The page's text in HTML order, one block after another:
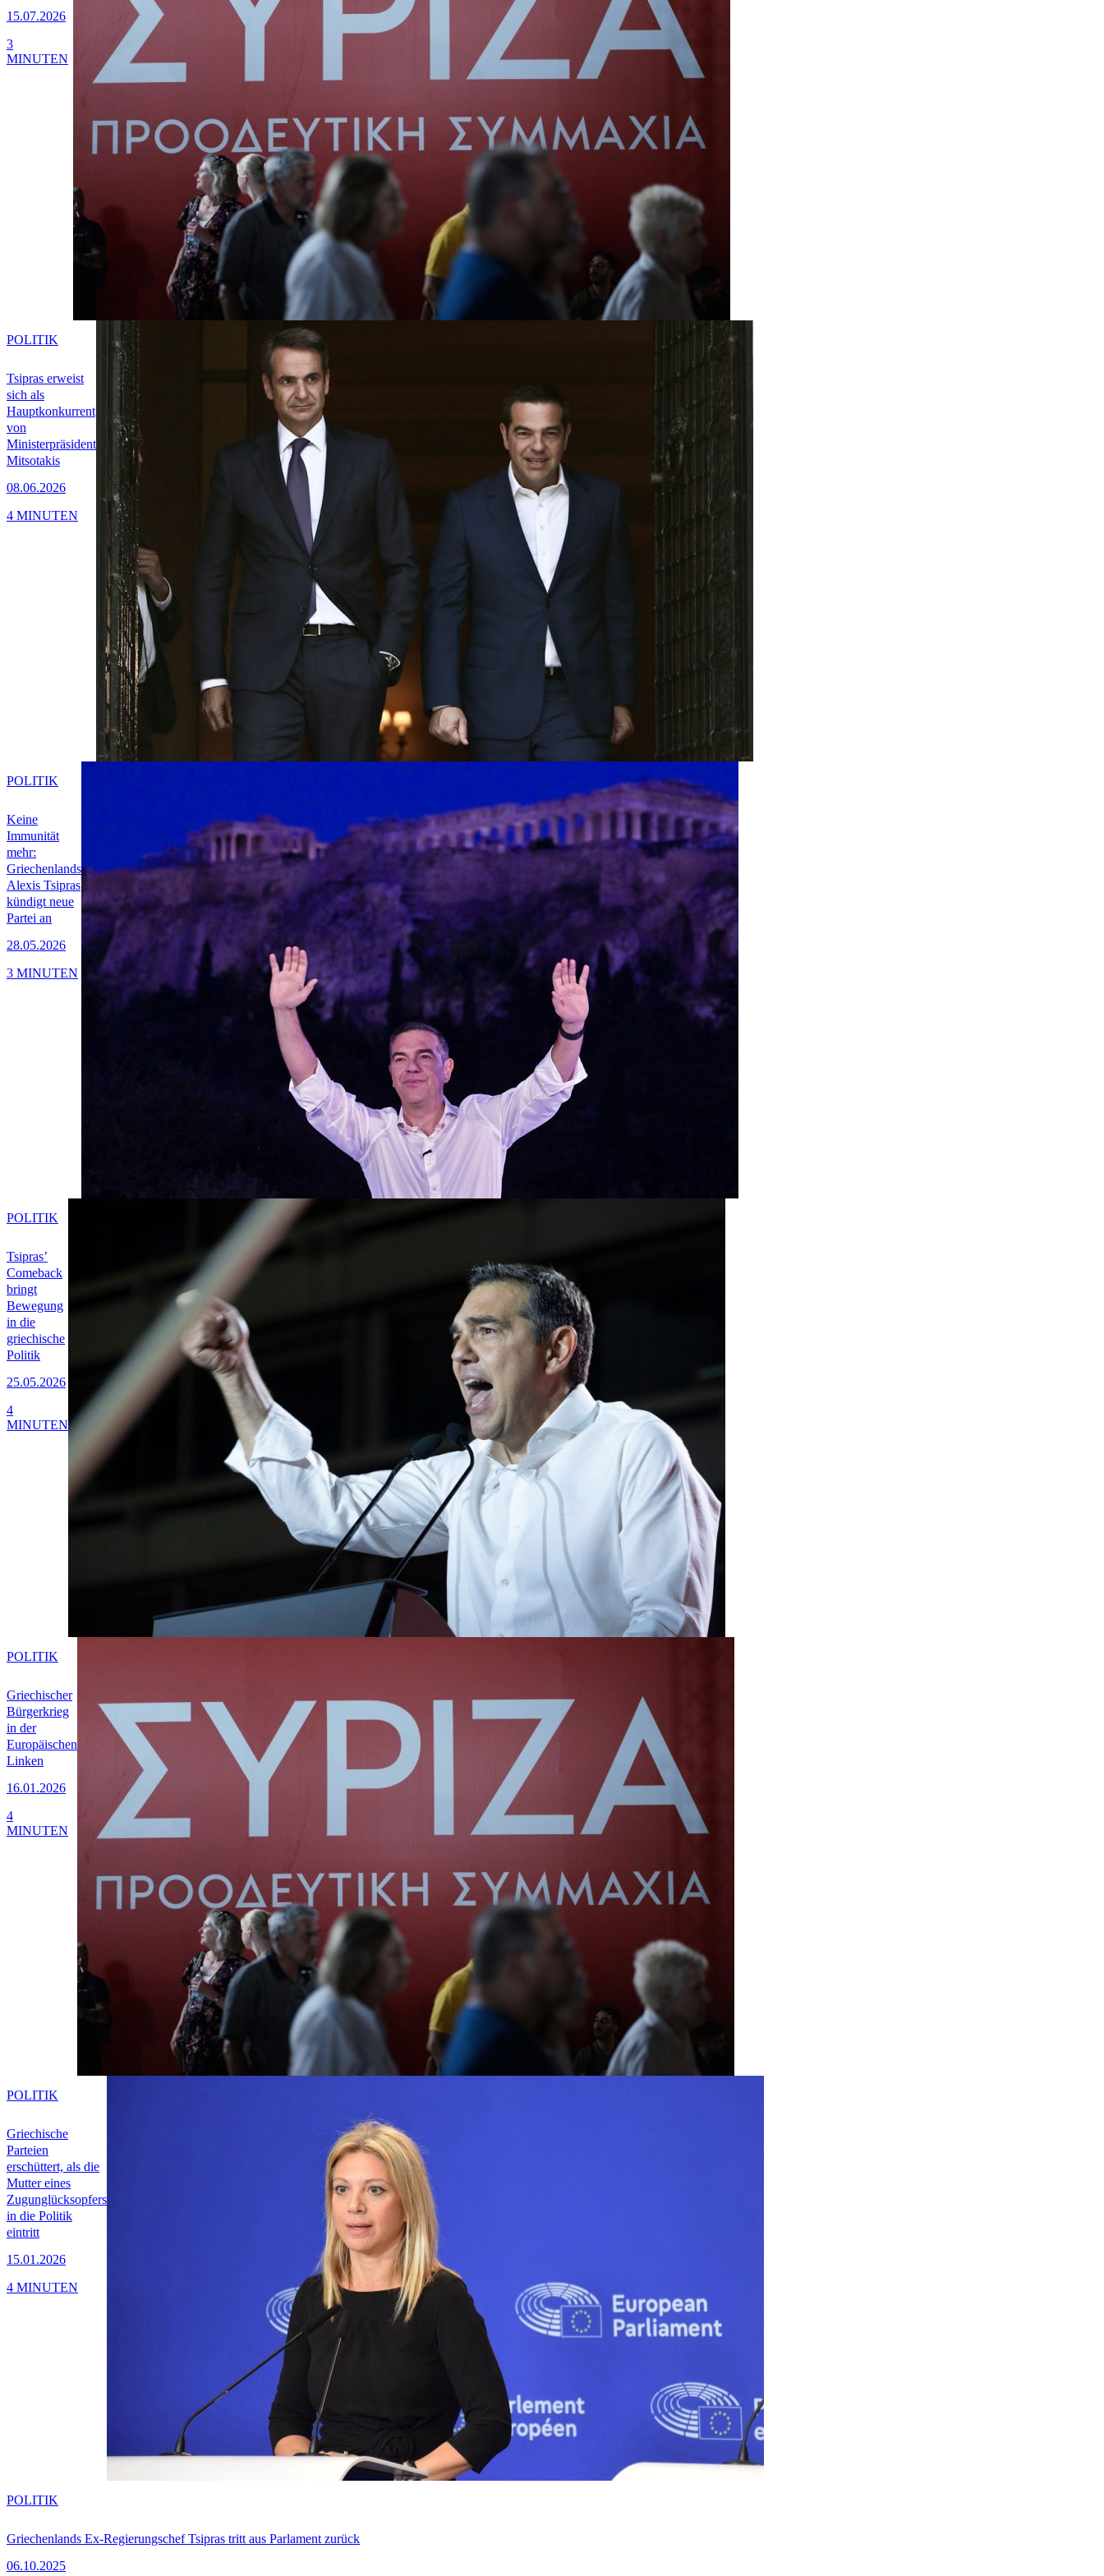
15.07.2026
3
MINUTEN
Tsipras erweist
sich als
Hauptkonkurrent
von
Ministerpräsident
Mitsotakis
08.06.2026
POLITIK
4 MINUTEN
Keine
Immunität
mehr:
Griechenlands
Alexis Tsipras
kündigt neue
Partei an
28.05.2026
POLITIK
3 MINUTEN
Tsipras’
Comeback
bringt
Bewegung
in die
griechische
Politik
25.05.2026
POLITIK
4
MINUTEN
Griechischer
Bürgerkrieg
in der
Europäischen
Linken
16.01.2026
POLITIK
4
MINUTEN
Griechische
Parteien
erschüttert, als die
Mutter eines
Zugunglücksopfers
in die Politik
eintritt
15.01.2026
POLITIK
4 MINUTEN
Griechenlands Ex-Regierungschef Tsipras tritt aus Parlament zurück
06.10.2025
POLITIK